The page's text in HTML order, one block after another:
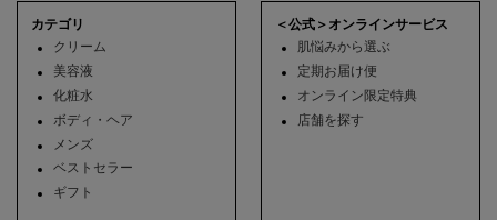
カテゴリ
クリーム
美容液
化粧水
ボディ・ヘア
メンズ
ベストセラー
ギフト
＜公式＞オンラインサービス
肌悩みから選ぶ
定期お届け便
オンライン限定特典
店舗を探す